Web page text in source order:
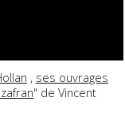
, ses ouvrages
" de Vincent